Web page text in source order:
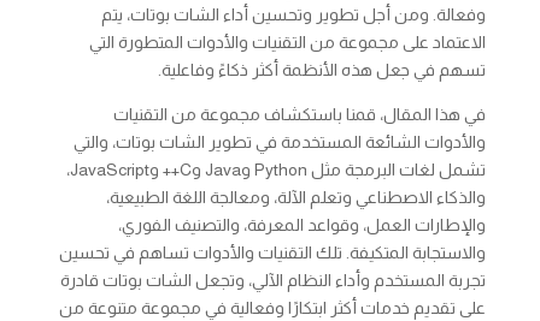
وفعالة. ومن أجل تطوير وتحسين أداء الشات بوتات، يتم
الاعتماد على مجموعة من التقنيات والأدوات المتطورة التي
تسهم في جعل هذه الأنظمة أكثر ذكاءً وفاعلية.
في هذا المقال، قمنا باستكشاف مجموعة من التقنيات
والأدوات الشائعة المستخدمة في تطوير الشات بوتات، والتي
تشمل لغات البرمجة مثل Python وJava وC++ وJavaScript،
والذكاء الاصطناعي وتعلم الآلة، ومعالجة اللغة الطبيعية،
والإطارات العمل، وقواعد المعرفة، والتصنيف الفوري،
والاستجابة المتكيفة. تلك التقنيات والأدوات تساهم في تحسين
تجربة المستخدم وأداء النظام الآلي، وتجعل الشات بوتات قادرة
على تقديم خدمات أكثر ابتكارًا وفعالية في مجموعة متنوعة من